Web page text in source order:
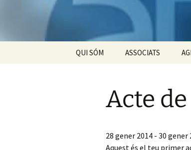
QUI SÓM
Visió, Missió i Valors
ASSOCIATS
Empreses associades
Acte
28 gener 2014 - 30 gener
Aquest és el teu primer